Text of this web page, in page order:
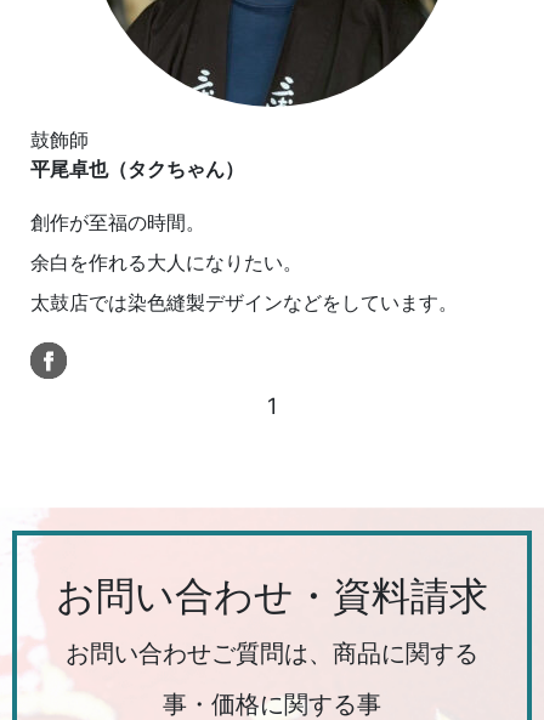
鼓飾師
平尾卓也（タクちゃん）
創作が至福の時間。
余白を作れる大人になりたい。
太鼓店では染色縫製デザインなどをしています。
1
お問い合わせ・資料請求
お問い合わせご質問は、商品に関する
事・価格に関する事